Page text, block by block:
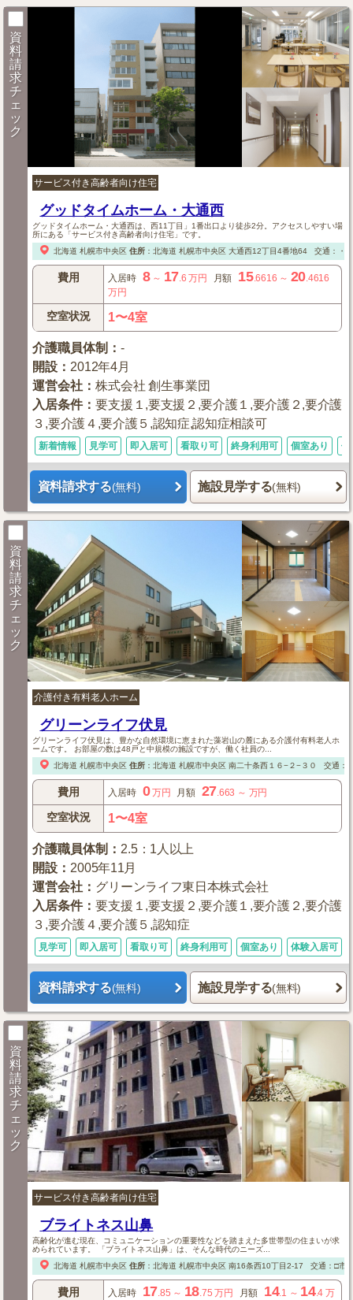
資
料
請
求
チ
ェ
ッ
ク
サービス付き高齢者向け住宅
グッドタイムホーム・大通西
グッドタイムホーム・大通西は、西11丁目」1番出口より徒歩2分。アクセスしやすい場
所にある「サービス付き高齢者向け住宅」です。
北海道 札幌市中央区 住所： 北海道 札幌市中央区大通西12丁目4番地64 交通：・
費用 入居時 8～ 17.6 万円 月額 15.6616 ～ 20.4616
万円
空室状況 1〜4室
介護職員体制 ：-
開設 ： 2012年4月
運営会社 ：株式会社 創生事業団
入居条件：要支援１,要支援２,要介護１,要介護２,要介護
３,要介護４,要介護５,認知症,認知症相談可
新着情報 見学可 即入居可 看取り可 終身利用可 個室あり 体
資料請求する(無料) 施設見学する(無料)
資
料
請
求
チ
ェ
ッ
ク
介護付き有料老人ホーム
グリーンライフ伏見
グリーンライフ伏見は、豊かな自然環境に恵まれた藻岩山の麓にある介護付有料老人ホ
ームです。 お部屋の数は48戸と中規模の施設ですが、働く社員の...
北海道 札幌市中央区 住所： 北海道 札幌市中央区南二十条西１６−２−３０ 交通：
費用 入居時 0万円 月額 27 .663 ～ 万円
空室状況 1〜4室
介護職員体制 ： 2.5：1人以上
開設 ： 2005年11月
運営会社 ： グリーンライフ東日本株式会社
入居条件：要支援１,要支援２,要介護１,要介護２,要介護
３,要介護４,要介護５,認知症
見学可 即入居可 看取り可 終身利用可 個室あり 体験入居可
資料請求する(無料) 施設見学する(無料)
資
料
請
求
チ
ェ
ッ
ク
サービス付き高齢者向け住宅
ブライトネス山鼻
高齢化が進む現在、コミュニケーションの重要性などを踏まえた多世帯型の住まいが求
められています。 「ブライトネス山鼻」は、そんな時代のニーズ...
北海道 札幌市中央区 住所： 北海道 札幌市中央区南16条西10丁目2-17 交通：□市
費用 入居時 17.85 ～ 18.75 万円 月額 14.1 ～ 14.4 万